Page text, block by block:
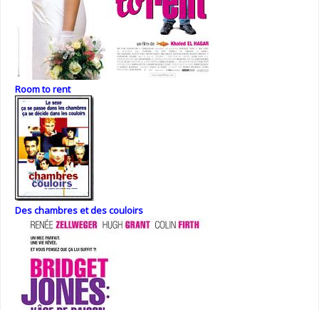
Room to rent
Des chambres et des couloirs